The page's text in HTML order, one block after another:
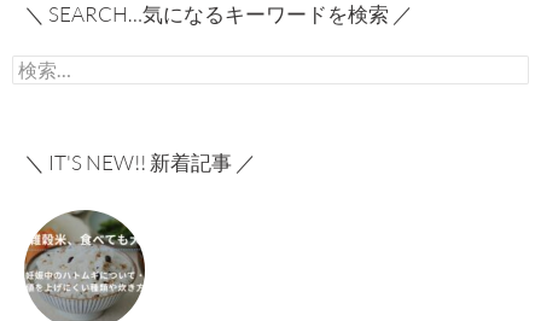
＼ SEARCH…気になるキーワードを検索 ／
検
索:
＼ IT'S NEW!! 新着記事 ／